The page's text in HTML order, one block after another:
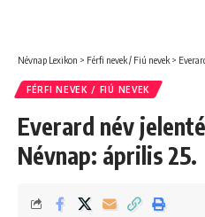
Névnap Lexikon > Férfi nevek / Fiú nevek >
FÉRFI NEVEK / FIÚ NEVEK
Everard név
Névnap: április 25.